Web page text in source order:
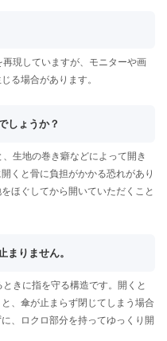
現していますが、モニターや画
る場合があります。
しょうか？
生地の巻き癖などによって開き
くと骨に負担がかかる恐れがあり
ほぐしてから開いていただくこと
まりません。
きに指を守る構造です。開くと
、傘が止まらず閉じてしまう場合
、ロクロ部分を持ってゆっくり開